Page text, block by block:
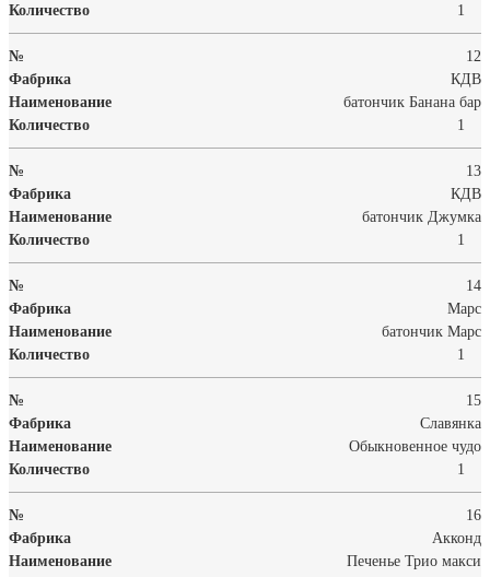
1
12
КДВ
батончик Банана бар
1
13
КДВ
батончик Джумка
1
14
Марс
батончик Марс
1
15
Славянка
Обыкновенное чудо
1
16
Акконд
Печенье Трио макси